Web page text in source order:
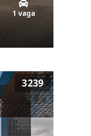
1 vaga
3239